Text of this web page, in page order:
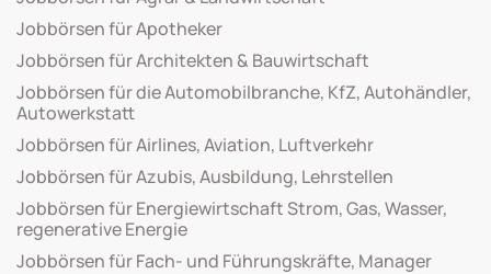
Jobbörsen für Apotheker
Jobbörsen für Architekten & Bauwirtschaft
Jobbörsen für die Automobilbranche, KfZ, Autohändler,
Autowerkstatt
Jobbörsen für Airlines, Aviation, Luftverkehr
Jobbörsen für Azubis, Ausbildung, Lehrstellen
Jobbörsen für Energiewirtschaft Strom, Gas, Wasser,
regenerative Energie
Jobbörsen für Fach- und Führungskräfte, Manager